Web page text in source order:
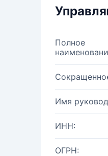
Полное
Имя
ИНН:
ОГРН: